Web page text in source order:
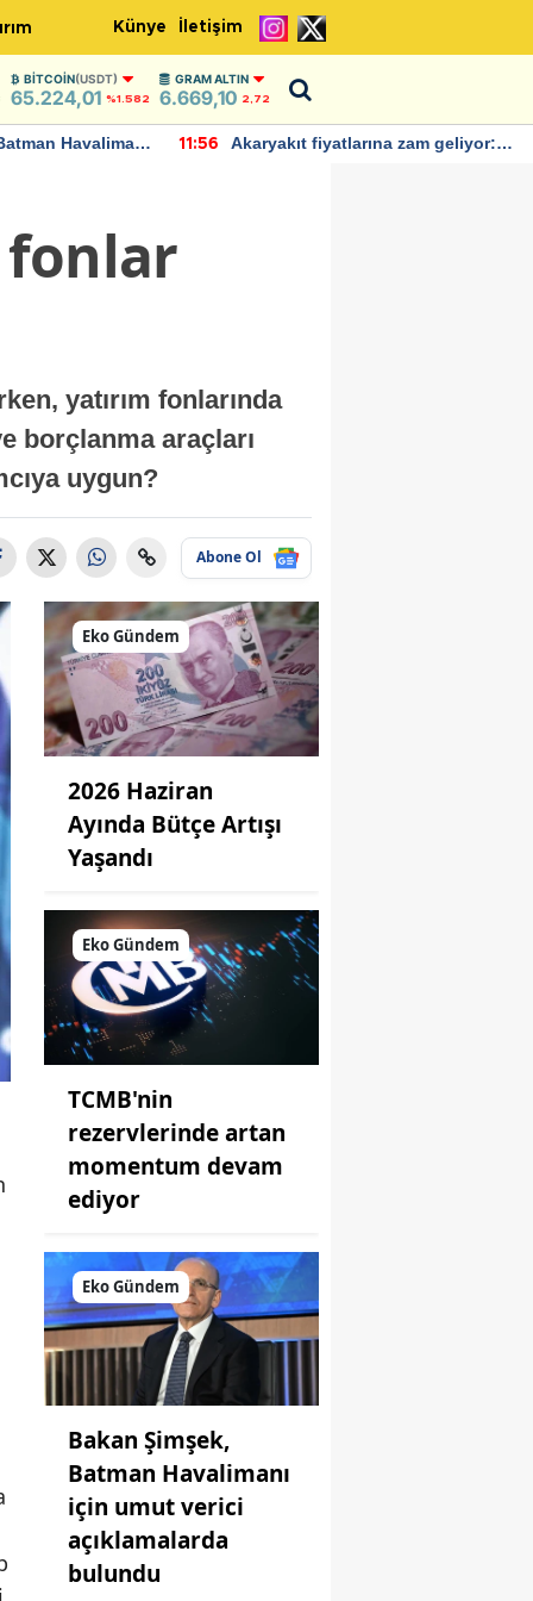
Künye İletişim
BITCOIN(USDT)
65.224,01 %1.582
GRAM ALTIN
6.669,10 2,72
Havalimanı
11:56
Akaryakıt fiyatlarına zam geliyor:
fonlar
yatırım fonlarında
borçlanma araçları
uygun?
Abone Ol
Eko Gündem
2026 Haziran
Ayında Bütçe Artışı
Yaşandı
Eko Gündem
TCMB'nin
rezervlerinde artan
momentum devam
ediyor
Eko Gündem
Bakan Şimşek,
Batman Havalimanı
için umut verici
açıklamalarda
bulundu